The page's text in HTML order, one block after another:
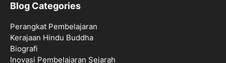
Blog Categories
Perangkat Pembelajaran
Kerajaan Hindu Buddha
Biografi
Inovasi Pembelajaran Sejarah